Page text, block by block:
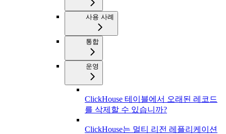
사용 사례
통합
운영
ClickHouse 테이블에서 오래된 레코드
를 삭제할 수 있습니까?
ClickHouse는 멀티 리전 레플리케이션